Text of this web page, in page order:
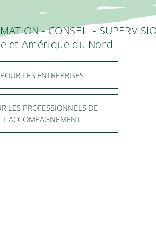
- CONSEIL -
et Amérique du Nord
POUR LES ENTREPRISES
LES PROFESSIONNELS DE
L'ACCOMPAGNEMENT